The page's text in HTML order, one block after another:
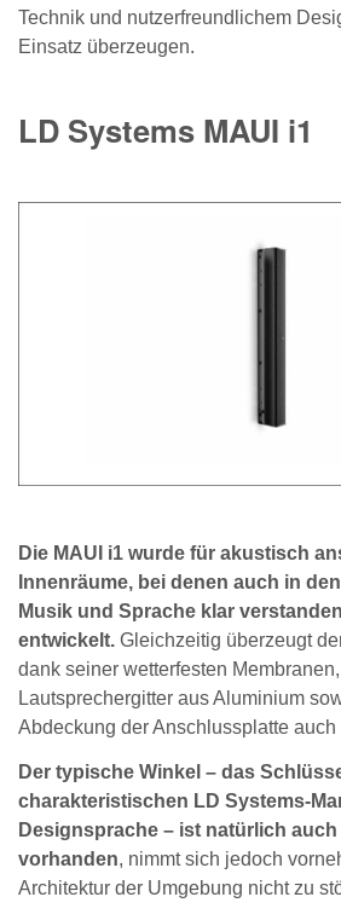
Technik und nutzerfreundlichem
Einsatz überzeugen.
LD Systems MAUI i1
Die MAUI i1 wurde für akustisch
Innenräume, bei denen auch in
Musik und Sprache klar
entwickelt. Gleichzeitig überzeugt
dank seiner wetterfesten
Lautsprechergitter aus Aluminium
Abdeckung der Anschlussplatte
Der typische Winkel – das
charakteristischen LD Systems-
Designsprache – ist natürlich auch
vorhanden, nimmt sich jedoch
Architektur der Umgebung nicht zu